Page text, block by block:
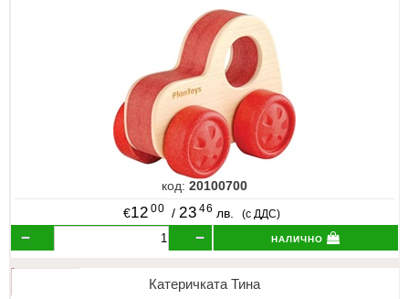
код: 20100700
€12 00 / 23 46 лв. (с ДДС)
налично
Катеричката Тина